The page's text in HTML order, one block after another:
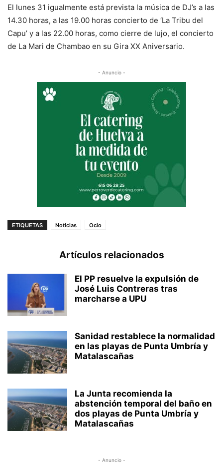
El lunes 31 igualmente está prevista la música de DJ’s a las
14.30 horas, a las 19.00 horas concierto de ‘La Tribu del
Capu’ y a las 22.00 horas, como cierre de lujo, el concierto
de La Mari de Chambao en su Gira XX Aniversario.
- Anuncio -
ETIQUETAS Noticias Ocio
Artículos relacionados
El PP resuelve la expulsión de
José Luis Contreras tras
marcharse a UPU
Sanidad restablece la normalidad
en las playas de Punta Umbría y
Matalascañas
La Junta recomienda la
abstención temporal del baño en
dos playas de Punta Umbría y
Matalascañas
- Anuncio -